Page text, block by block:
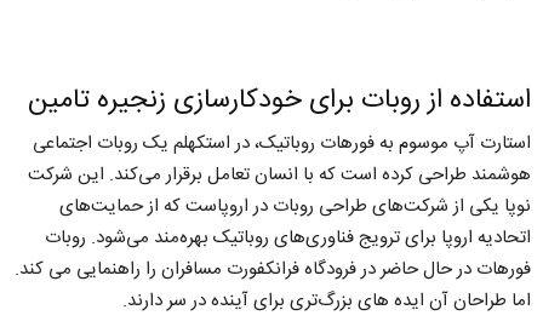
استفاده از روبات برای خودکارسازی زنجیره تامین
استارت آپ موسوم به ​فورهات روباتیک،‌ در استکهلم یک روبات اجتماعی
هوشمند طراحی کرده است که با انسان تعامل برقرار می‌کند. این شرکت
نوپا یکی از شرکت‌های طراحی روبات در اروپاست که از حمایت‌های
اتحادیه اروپا برای ترویج فناوری‌های روباتیک بهره‌مند می‌شود. ​روبات
فورهات در حال حاضر در فرودگاه فرانکفورت مسافران را راهنمایی می کند.
​اما طراحان آن ایده های بزرگ‌تری برای آینده در سر دارند.